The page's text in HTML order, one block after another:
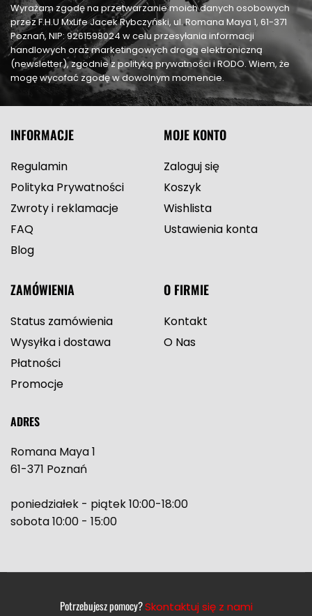
Wyrażam zgodę na przetwarzanie moich danych osobowych
przez F.H.U MxLife Jacek Rybczyński, ul. Romana Maya 1, 61-371
Poznań, NIP: 9261598024 w celu przesyłania informacji
handlowych oraz marketingowych drogą elektroniczną
(newsletter), zgodnie z polityką prywatności i RODO. Wiem, że
mogę wycofać zgodę w dowolnym momencie.
INFORMACJE
Regulamin
Polityka Prywatności
Zwroty i reklamacje
FAQ
Blog
MOJE KONTO
Zaloguj się
Koszyk
Wishlista
Ustawienia konta
ZAMÓWIENIA
Status zamówienia
Wysyłka i dostawa
Płatności
Promocje
O FIRMIE
Kontakt
O Nas
ADRES
Romana Maya 1
61-371 Poznań
poniedziałek - piątek 10:00-18:00
sobota 10:00 - 15:00
Potrzebujesz pomocy?Skontaktuj się z nami